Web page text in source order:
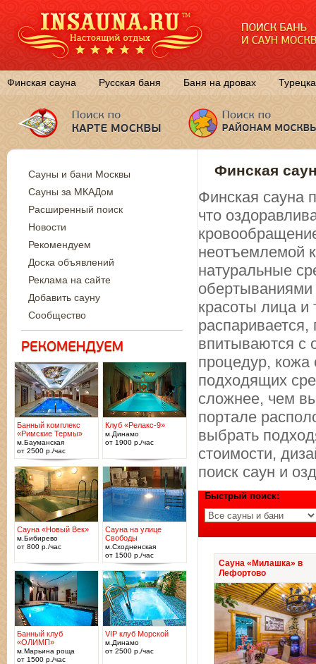
Финская сауна Русская баня Баня на дровах
Финская
Финская сауна
что
неотъемлемой
натуральные
красоты лица и
впитываются с
процедур, кожа
подходящих
сложнее, чем
портале
выбрать
стоимости,
поиск саун и
Быстрый поиск:
Сауна «Милашка» в
Лефортово
Сауны и бани Москвы
Сауны за МКАДом
Расширенный поиск
Новости
Рекомендуем
Доска объявлений
Реклама на сайте
Добавить сауну
Сообщество
Банный комплекс
«Римские Термы»
м.Бауманская
от 2500 р./час
Клуб «Релакс-9»
м.Динамо
от 1900 р./час
Сауна «Новый Век»
м.Бибирево
от 800 р./час
Сауна на улице
Свободы
м.Сходненская
от 1500 р./час
Банный клуб
«ОЛИМП»
м.Марьина роща
от 1500 р./час
VIP клуб Морской
м.Динамо
от 2500 р./час